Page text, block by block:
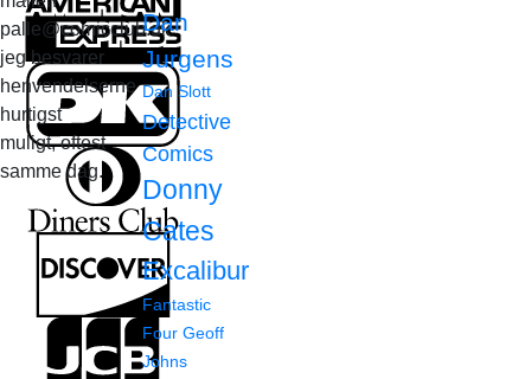
palle@comicclub.dk
jeg besvarer
henvendelserne
hurtigst
muligt, oftest
samme dag.
Dan
Jurgens
Dan Slott
Detective
Comics
Donny
Cates
Excalibur
Fantastic
Four Geoff
Johns